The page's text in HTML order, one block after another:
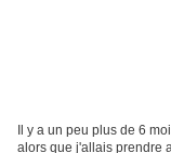
Il y a un peu plus de 6
alors que j'allais prendre